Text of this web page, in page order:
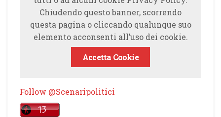
Chiudendo questo banner, scorrendo
questa pagina o cliccando qualunque suo
elemento acconsenti all’uso dei cookie.
Accetta Cookie
Follow @Scenaripolitici